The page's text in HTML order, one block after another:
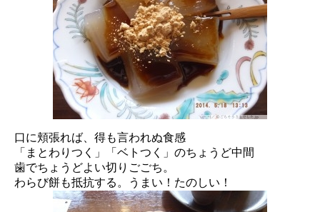
口に頬張れば、得も言われぬ食感
「まとわりつく」「ベトつく」のちょうど中間
歯でちょうどよい切りごごち。
わらび餅も抵抗する。うまい！たのしい！